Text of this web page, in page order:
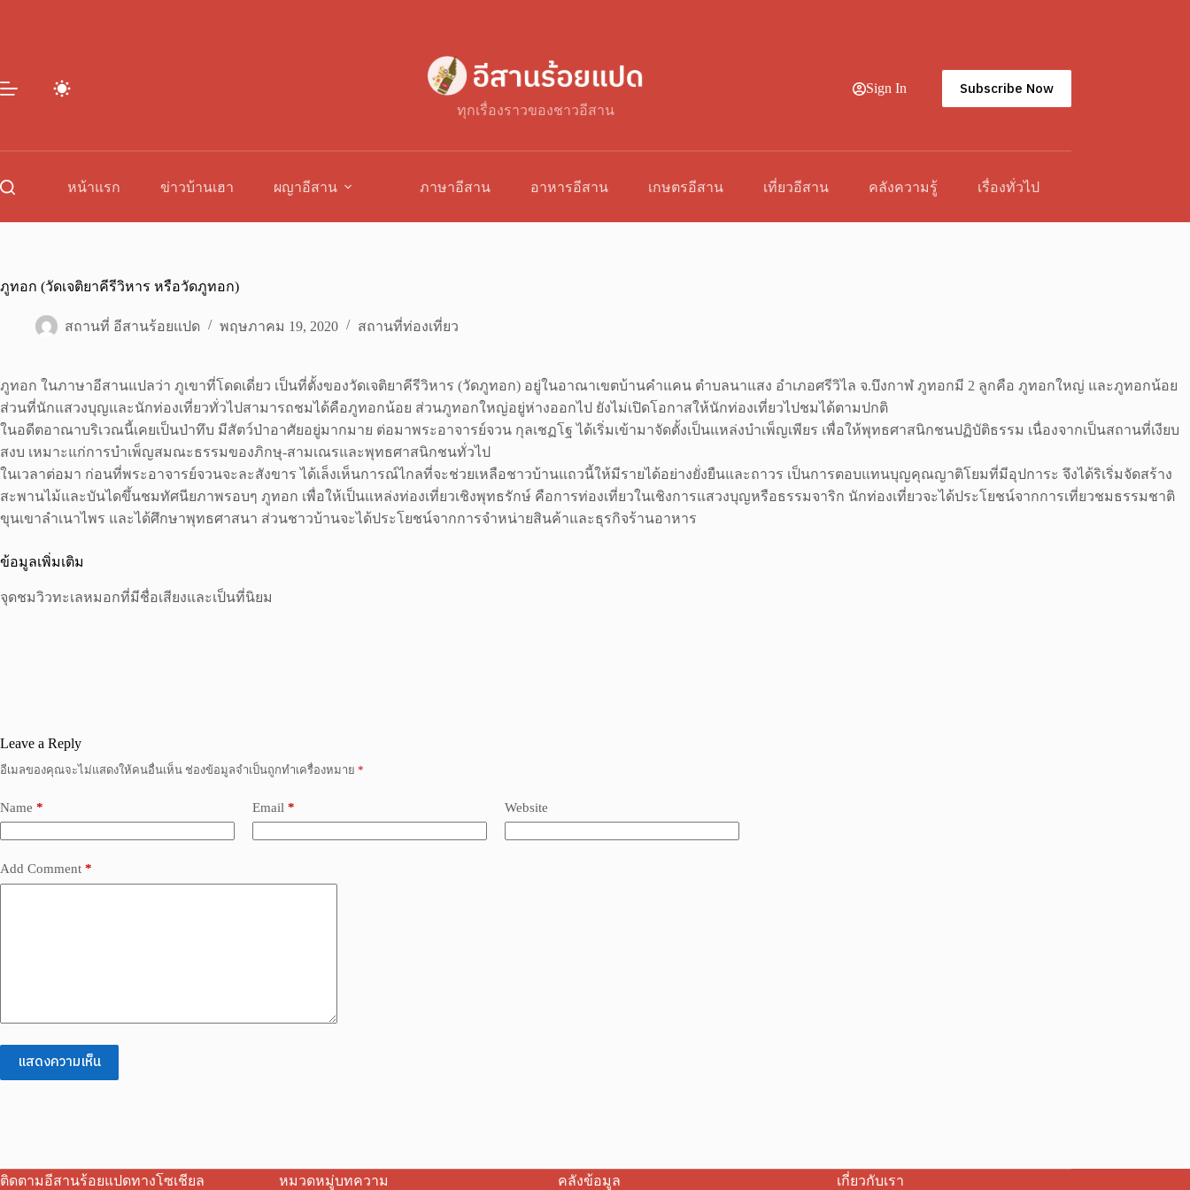
ทุกเรื่องราวของชาวอีสาน
Sign In Subscribe Now
หน้าแรก ข่าวบ้านเฮา ผญาอีสาน ภาษาอีสาน อาหารอีสาน เกษตรอีสาน เที่ยวอีสาน คลังความรู้ เรื่องทั่วไป
ภูทอก (วัดเจติยาคีรีวิหาร หรือวัดภูทอก)
สถานที่ อีสานร้อยแปด พฤษภาคม 19, 2020 สถานที่ท่องเที่ยว
ภูทอก ในภาษาอีสานแปลว่า ภูเขาที่โดดเดี่ยว เป็นที่ตั้งของวัดเจติยาคีรีวิหาร (วัดภูทอก) อยู่ในอาณาเขตบ้านคำแคน ตำบลนาแสง อำเภอศรีวิไล จ.บึงกาฬ ภูทอกมี 2 ลูกคือ ภูทอกใหญ่ และภูทอกน้อย
ส่วนที่นักแสวงบุญและนักท่องเที่ยวทั่วไปสามารถชมได้คือภูทอกน้อย ส่วนภูทอกใหญ่อยู่ห่างออกไป ยังไม่เปิดโอกาสให้นักท่องเที่ยวไปชมได้ตามปกติ
ในอดีตอาณาบริเวณนี้เคยเป็นป่าทึบ มีสัตว์ป่าอาศัยอยู่มากมาย ต่อมาพระอาจารย์จวน กุลเชฏโฐ ได้เริ่มเข้ามาจัดตั้งเป็นแหล่งบำเพ็ญเพียร เพื่อให้พุทธศาสนิกชนปฏิบัติธรรม เนื่องจากเป็นสถานที่เงียบ
สงบ เหมาะแก่การบำเพ็ญสมณะธรรมของภิกษุ-สามเณรและพุทธศาสนิกชนทั่วไป
ในเวลาต่อมา ก่อนที่พระอาจารย์จวนจะละสังขาร ได้เล็งเห็นการณ์ไกลที่จะช่วยเหลือชาวบ้านแถวนี้ให้มีรายได้อย่างยั่งยืนและถาวร เป็นการตอบแทนบุญคุณญาติโยมที่มีอุปการะ จึงได้ริเริ่มจัดสร้าง
สะพานไม้และบันไดขึ้นชมทัศนียภาพรอบๆ ภูทอก เพื่อให้เป็นแหล่งท่องเที่ยวเชิงพุทธรักษ์ คือการท่องเที่ยวในเชิงการแสวงบุญหรือธรรมจาริก นักท่องเที่ยวจะได้ประโยชน์จากการเที่ยวชมธรรมชาติ
ขุนเขาลำเนาไพร และได้ศึกษาพุทธศาสนา ส่วนชาวบ้านจะได้ประโยชน์จากการจำหน่ายสินค้าและธุรกิจร้านอาหาร
ข้อมูลเพิ่มเติม
จุดชมวิวทะเลหมอกที่มีชื่อเสียงและเป็นที่นิยม
Leave a Reply
อีเมลของคุณจะไม่แสดงให้คนอื่นเห็น ช่องข้อมูลจำเป็นถูกทำเครื่องหมาย *
Name * Email * Website
Add Comment *
แสดงความเห็น
ติดตามอีสานร้อยแปดทางโซเชียล หมวดหมู่บทความ คลังข้อมูล เกี่ยวกับเรา